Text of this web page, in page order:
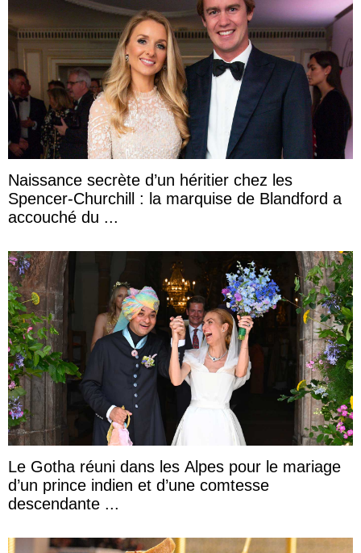
Naissance secrète d’un héritier chez les
Spencer-Churchill : la marquise de Blandford a
accouché du ...
Le Gotha réuni dans les Alpes pour le mariage
d’un prince indien et d’une comtesse
descendante ...